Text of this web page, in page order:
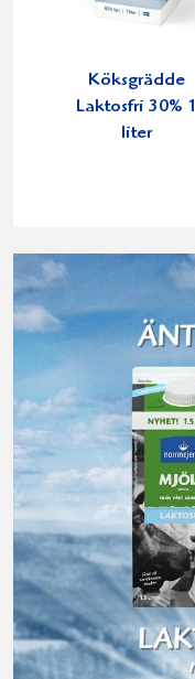
Köksgrädde
Laktosfri 30% 1
liter